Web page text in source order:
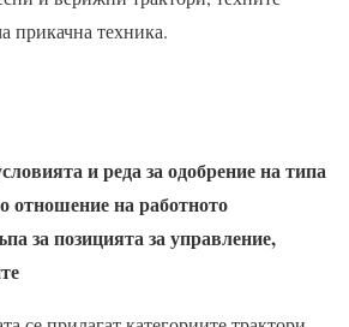
прикачна техника.
и реда за одобрение на типа
отношение на работното
за позицията за управление,